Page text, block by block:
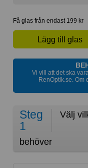
Få glas från endast 199 kr
Lägg till glas
Vi vill att det ska
RenOptik.se. Om
Steg
1
Välj
behöver